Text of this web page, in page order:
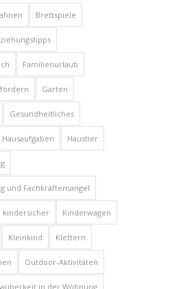
Brettspiele
Familienurlaub
fördern Garten
Gesundheitliches
Hausaufgaben Haustier
und Fachkräftemangel
kindersicher Kinderwagen
Kleinkind Klettern
Outdoor-Aktivitäten
in der Wohnung